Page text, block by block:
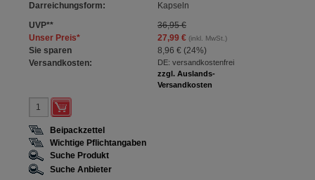
Darreichungsform:
Kapseln
UVP**
36,95 €
Unser Preis* 27,99 €(inkl. MwSt.)
Sie sparen 8,96 € (24%)
Versandkosten:
DE: versandkostenfrei
zzgl. Auslands-
Versandkosten
Beipackzettel
Wichtige Pflichtangaben
Suche Produkt
Suche Anbieter